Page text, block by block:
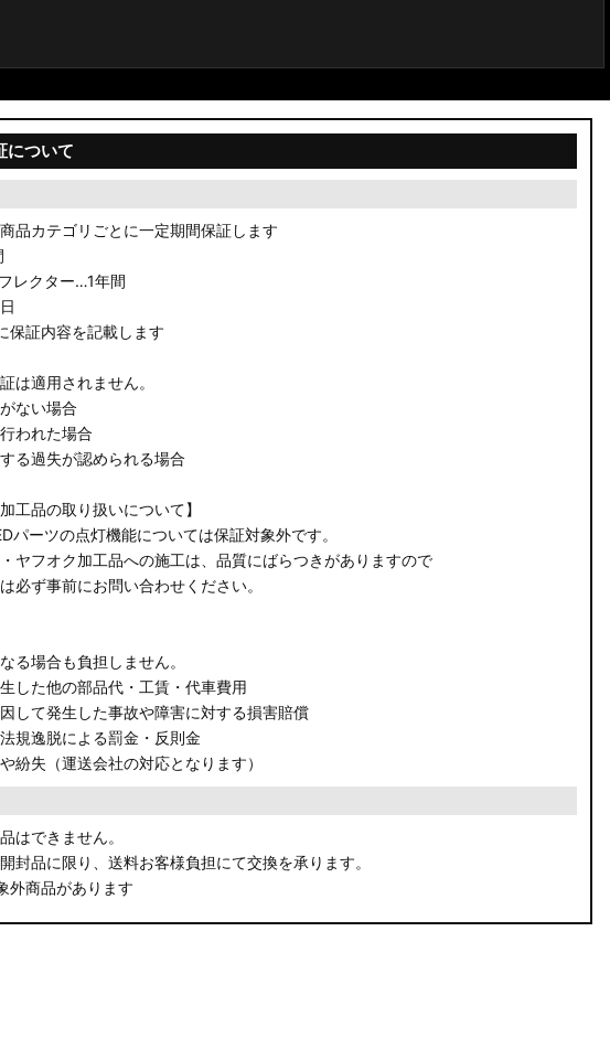
について
品カテゴリごとに一定期間保証します
レクター…1年間
保証内容を記載します
は適用されません。
ない場合
われた場合
る過失が認められる場合
工品の取り扱いについて】
パーツの点灯機能については保証対象外です。
ヤフオク加工品への施工は、品質にばらつきがありますので
必ず事前にお問い合わせください。
る場合も負担しません。
した他の部品代・工賃・代車費用
して発生した事故や障害に対する損害賠償
規逸脱による罰金・反則金
紛失（運送会社の対応となります）
はできません。
封品に限り、送料お客様負担にて交換を承ります。
外商品があります